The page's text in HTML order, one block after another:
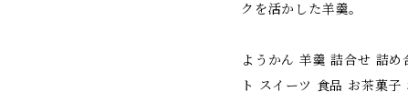
クを活かした羊羹。
ようかん 羊羹 詰合せ 詰
ト スイーツ 食品 お茶菓